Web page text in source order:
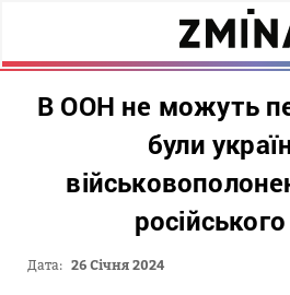
В ООН не можуть
були
Дата: 26 Січня 2024